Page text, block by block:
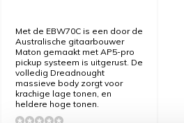
Met de EBW70C is een door de
Australische gitaarbouwer
Maton gemaakt met AP5-pro
pickup systeem is uitgerust. De
volledig Dreadnought
massieve body zorgt voor
krachige lage tonen, en
heldere hoge tonen.